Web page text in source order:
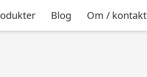
Blog Om / kontakt